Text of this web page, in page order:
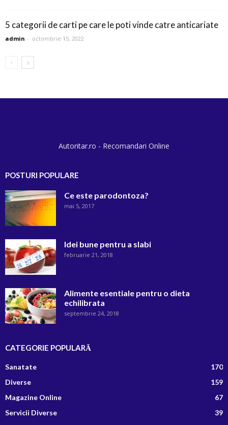
5 categorii de carti pe care le poti vinde catre anticariate
admin - octombrie 15, 2022
Autoritar.ro - Recomandari Online
POSTURI POPULARE
Ce este parodontoza?
mai 5, 2017
Idei bune pentru a slabi
februarie 21, 2018
Alimente esentiale pentru o dieta
echilibrata
septembrie 24, 2018
CATEGORIE POPULARĂ
Sanatate
170
Diverse
159
Magazine Online
67
Servicii Diverse
39